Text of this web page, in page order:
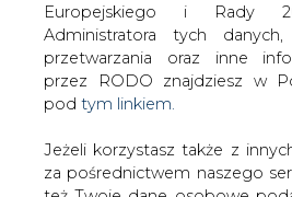
WŁĄCZ CIRE.TV
Europejskiego i Rady
Administratora tych
przetwarzania oraz inne
przez RODO znajdziesz w
pod tym linkiem.
Jeżeli korzystasz także z
za pośrednictwem naszego